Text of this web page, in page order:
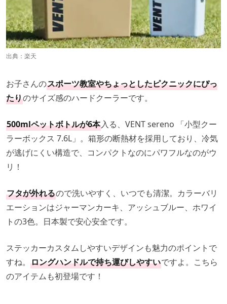
出典： 楽天
お子さんのスポーツ教室やちょっとしたピクニックにぴっ
たりのサイズ感のハードクーラーです。
500mlペットボトルが6本入る、VENT sereno 「小型クー
ラーボックス 7.6L」。箱形の断熱材を採用しており、冷気
が逃げにくい構造で、コンパクトなのにパワフルなのがウ
リ！
フタが外れるので洗いやすく、いつでも清潔。カラーバリ
エーションはジャーマンカーキ、アッシュブルー、ホワイ
トの3色。日本製で安心安全です。
ステッカーカスタムしやすいデザインも魅力のポイントで
すね。 ロングハンドルで持ち運びしやすいですよ。こちら
のアイテムも初登場です！